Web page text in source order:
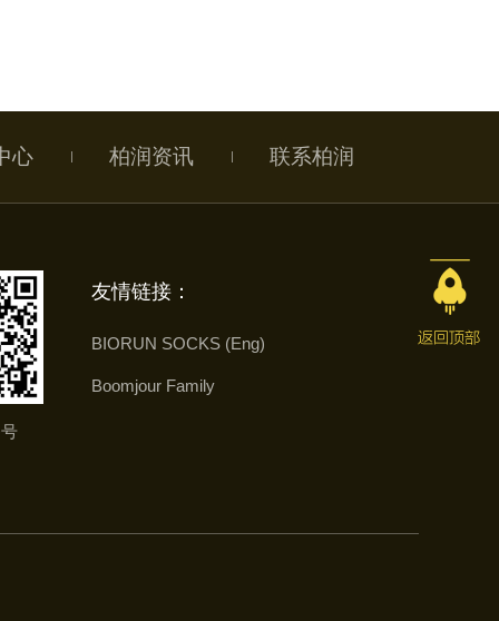
心 柏润资讯 联系柏润
友情链接：
BIORUN SOCKS (Eng)
Boomjour Family